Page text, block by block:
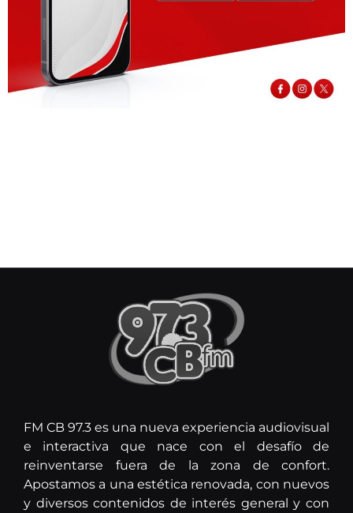
FM CB 97.3 es una nueva experiencia audiovisual
e interactiva que nace con el desafío de
reinventarse fuera de la zona de confort.
Apostamos a una estética renovada, con nuevos
y diversos contenidos de interés general y con